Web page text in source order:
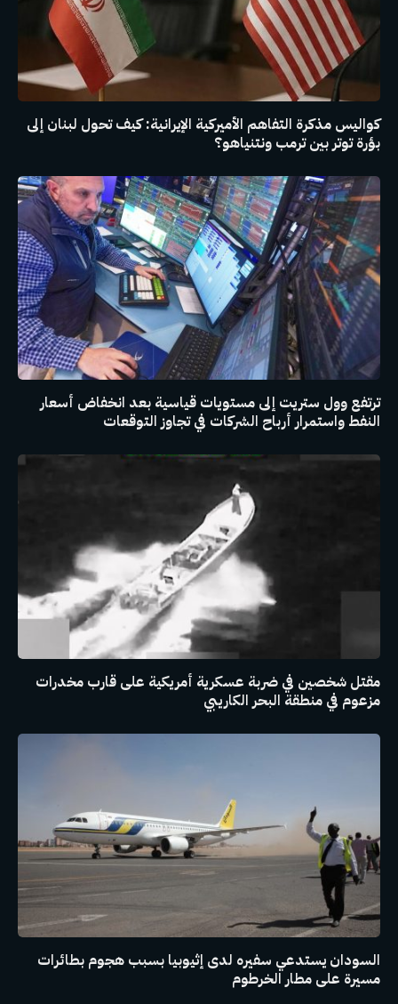
كواليس مذكرة التفاهم الأميركية الإيرانية: كيف تحول لبنان إلى
بؤرة توتر بين ترمب ونتنياهو؟
ترتفع وول ستريت إلى مستويات قياسية بعد انخفاض أسعار
النفط واستمرار أرباح الشركات في تجاوز التوقعات
مقتل شخصين في ضربة عسكرية أمريكية على قارب مخدرات
مزعوم في منطقة البحر الكاريبي
السودان يستدعي سفيره لدى إثيوبيا بسبب هجوم بطائرات
مسيرة على مطار الخرطوم